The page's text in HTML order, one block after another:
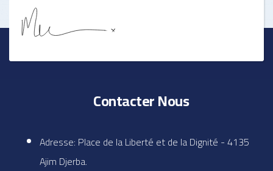
Contacter Nous
Adresse: Place de la Liberté et de la Dignité - 4135
Ajim Djerba.